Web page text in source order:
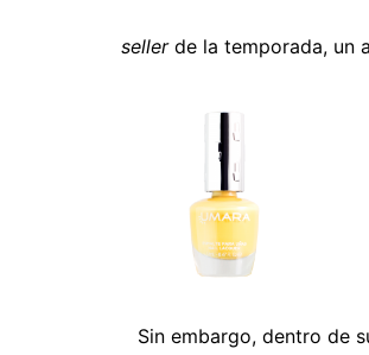
sellerde la temporada, un
Sin embargo, dentro de